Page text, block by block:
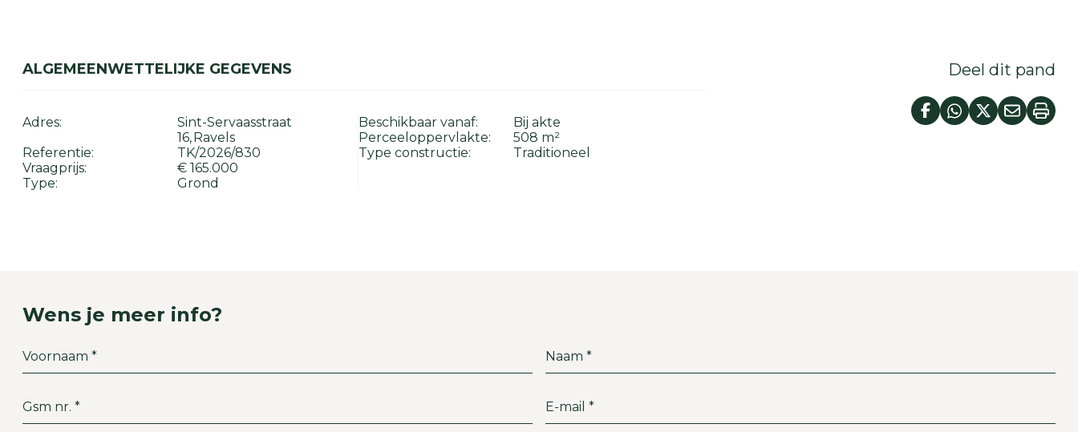
ALGEMEENWETTELIJKE GEGEVENS
Adres:
Sint-Servaasstraat
16 Ravels
Referentie:
TK/2026/830
Vraagprijs:
€ 165.000
Type:
Grond
Beschikbaar vanaf:
Bij akte
Perceeloppervlakte:
508 m²
Type constructie:
Traditioneel
Deel dit pand
Wens je meer info?